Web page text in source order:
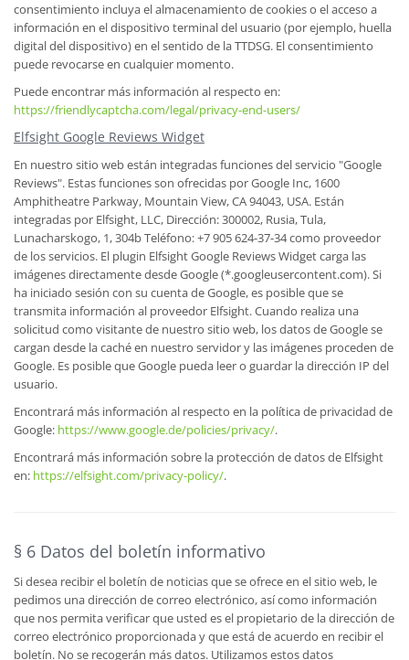
consentimiento incluya el almacenamiento de cookies o el acceso a
información en el dispositivo terminal del usuario (por ejemplo, huella
digital del dispositivo) en el sentido de la TTDSG. El consentimiento
puede revocarse en cualquier momento.
Puede encontrar más información al respecto en:
https://friendlycaptcha.com/legal/privacy-end-users/
Elfsight Google Reviews Widget
En nuestro sitio web están integradas funciones del servicio "Google
Reviews". Estas funciones son ofrecidas por Google Inc, 1600
Amphitheatre Parkway, Mountain View, CA 94043, USA. Están
integradas por Elfsight, LLC, Dirección: 300002, Rusia, Tula,
Lunacharskogo, 1, 304b Teléfono: +7 905 624-37-34 como proveedor
de los servicios. El plugin Elfsight Google Reviews Widget carga las
imágenes directamente desde Google (*.googleusercontent.com). Si
ha iniciado sesión con su cuenta de Google, es posible que se
transmita información al proveedor Elfsight. Cuando realiza una
solicitud como visitante de nuestro sitio web, los datos de Google se
cargan desde la caché en nuestro servidor y las imágenes proceden de
Google. Es posible que Google pueda leer o guardar la dirección IP del
usuario.
Encontrará más información al respecto en la política de privacidad de
Google: https://www.google.de/policies/privacy/.
Encontrará más información sobre la protección de datos de Elfsight
en: https://elfsight.com/privacy-policy/.
§ 6 Datos del boletín informativo
Si desea recibir el boletín de noticias que se ofrece en el sitio web, le
pedimos una dirección de correo electrónico, así como información
que nos permita verificar que usted es el propietario de la dirección de
correo electrónico proporcionada y que está de acuerdo en recibir el
boletín. No se recogerán más datos. Utilizamos estos datos